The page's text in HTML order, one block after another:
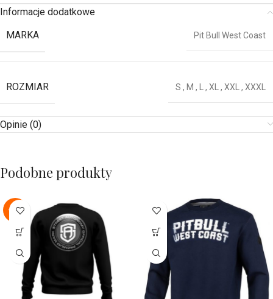
Informacje dodatkowe
MARKA
Pit Bull West Coast
ROZMIAR S , M , L, XL, XXL, XXXL
Opinie (0)
Podobne produkty
-22%